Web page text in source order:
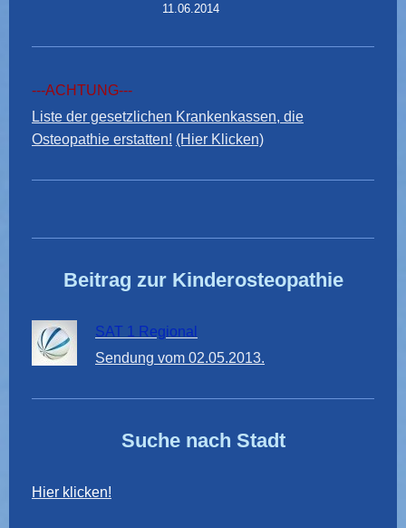
11.06.2014
---ACHTUNG---
Liste der gesetzlichen Krankenkassen, die
Osteopathie erstatten! (Hier Klicken)
Beitrag zur Kinderosteopathie
SAT 1 Regional
Sendung vom 02.05.2013.
Suche nach Stadt
Hier klicken!